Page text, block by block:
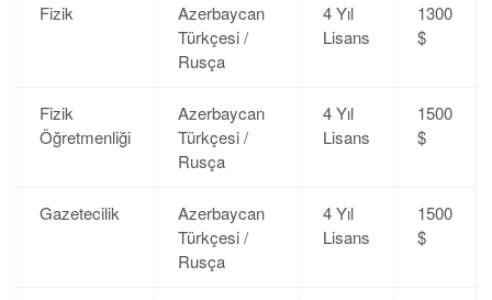
Fizik
Azerbaycan
Türkçesi /
Rusça
4 Yıl
Lisans
1300
$
Fizik
Öğretmenliği
Azerbaycan
Türkçesi /
Rusça
4 Yıl
Lisans
1500
$
Gazetecilik
Azerbaycan
Türkçesi /
Rusça
4 Yıl
Lisans
1500
$